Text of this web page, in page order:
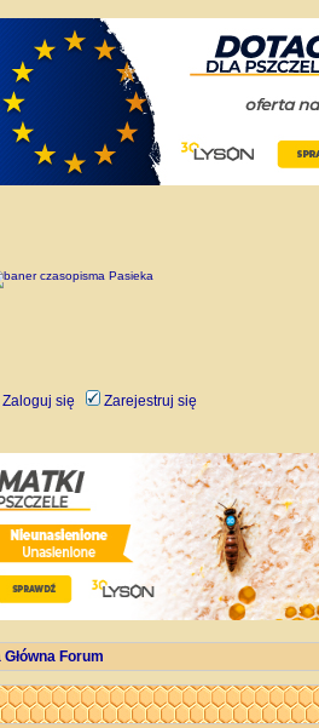
Zaloguj się Zarejestruj się
Forum